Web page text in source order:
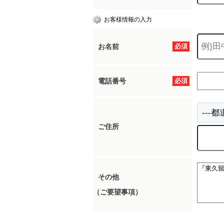
お客様情報の入力
必須
お名前
必須
電話番号
ご住所
その他
（ご要望事項）